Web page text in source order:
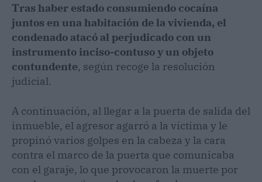
Tras haber estado consumiendo cocaína
juntos en una habitación de la vivienda, el
condenado atacó al perjudicado con un
instrumento inciso-contuso y un objeto
contundente, según recoge la resolución
judicial.
A continuación, al llegar a la puerta de salida del
inmueble, el agresor agarró a la víctima y le
propinó varios golpes en la cabeza y la cara
contra el marco de la puerta que comunicaba
con el garaje, lo que provocaron la muerte por